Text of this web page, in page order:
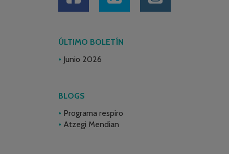
ÚLTIMO BOLETÍN
Junio 2026
BLOGS
Programa respiro
Atzegi Mendian